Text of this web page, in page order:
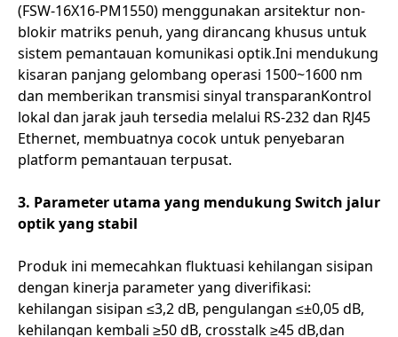
(FSW-16X16-PM1550) menggunakan arsitektur non-
blokir matriks penuh, yang dirancang khusus untuk
sistem pemantauan komunikasi optik.Ini mendukung
kisaran panjang gelombang operasi 1500~1600 nm
dan memberikan transmisi sinyal transparanKontrol
lokal dan jarak jauh tersedia melalui RS-232 dan RJ45
Ethernet, membuatnya cocok untuk penyebaran
platform pemantauan terpusat.
3. Parameter utama yang mendukung Switch jalur
optik yang stabil
Produk ini memecahkan fluktuasi kehilangan sisipan
dengan kinerja parameter yang diverifikasi:
kehilangan sisipan ≤3,2 dB, pengulangan ≤±0,05 dB,
kehilangan kembali ≥50 dB, crosstalk ≥45 dB,dan